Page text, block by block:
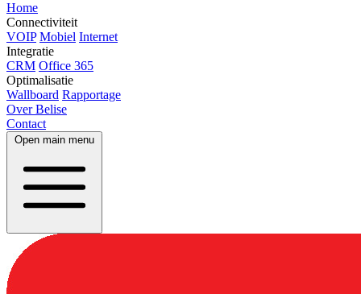
Home
Connectiviteit
VOIP Mobiel Internet
Integratie
CRM Office 365
Optimalisatie
Wallboard Rapportage
Over Belise
Contact
Open main menu